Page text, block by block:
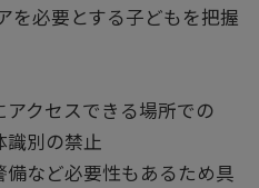
を必要とする子どもを把握
クセスできる場所での
識別の禁止
など必要性もあるため具